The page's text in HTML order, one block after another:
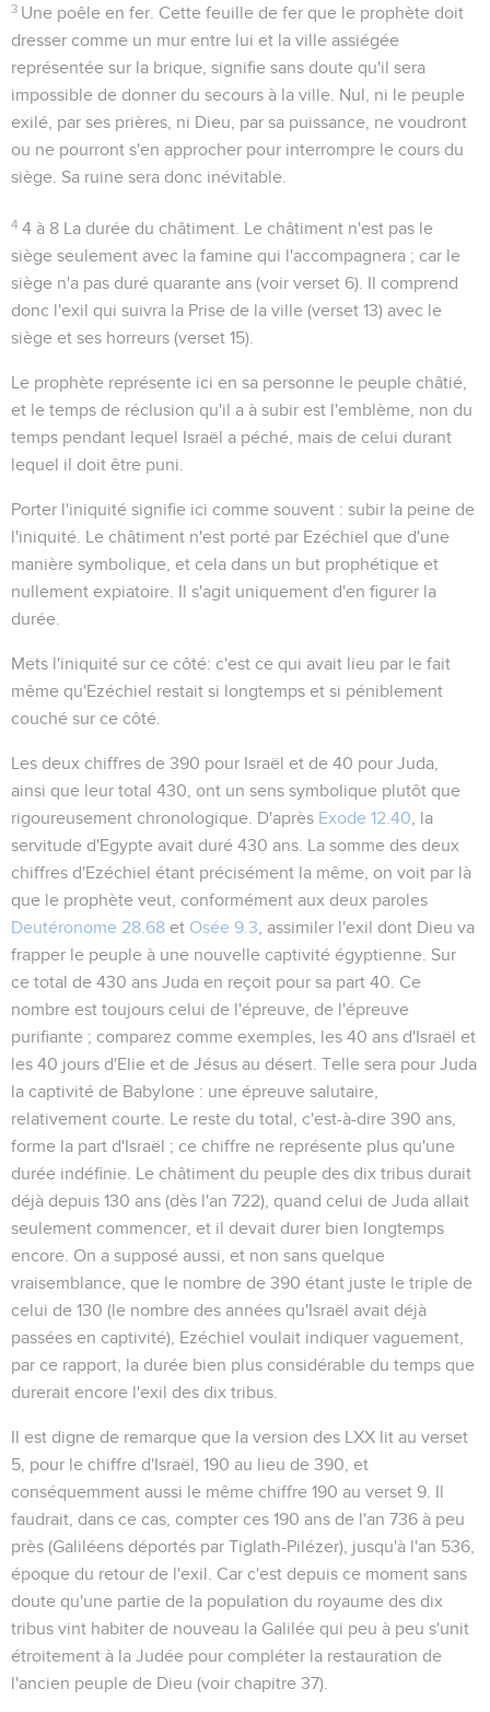
3 Une poêle en fer . Cette feuille de fer que le prophète doit
dresser comme un mur entre lui et la ville assiégée
représentée sur la brique, signifie sans doute qu'il sera
impossible de donner du secours à la ville. Nul, ni le peuple
exilé, par ses prières, ni Dieu, par sa puissance, ne voudront
ou ne pourront s'en approcher pour interrompre le cours du
siège. Sa ruine sera donc inévitable.
4 4 à 8 La durée du châtiment. Le châtiment n'est pas le
siège seulement avec la famine qui l'accompagnera ; car le
siège n'a pas duré quarante ans (voir verset 6). Il comprend
donc l'exil qui suivra la Prise de la ville (verset 13) avec le
siège et ses horreurs (verset 15).
Le prophète représente ici en sa personne le peuple châtié,
et le temps de réclusion qu'il a à subir est l'emblème, non du
temps pendant lequel Israël a péché , mais de celui durant
lequel il doit être puni
Porter l'iniquité signifie ici comme souvent : subir la peine de
l'iniquité. Le châtiment n'est porté par Ezéchiel que d'une
manière symbolique, et cela dans un but prophétique et
nullement expiatoire. Il s'agit uniquement d'en figurer la
durée.
Mets l'iniquité sur ce côté: c'est ce qui avait lieu par le fait
même qu'Ezéchiel restait si longtemps et si péniblement
couché sur ce côté.
Les deux chiffres de 390 pour Israël et de 40 pour Juda,
ainsi que leur total 430, ont un sens symbolique plutôt que
rigoureusement chronologique. D'après Exode 12.40 , la
servitude d'Egypte avait duré 430 ans. La somme des deux
chiffres d'Ezéchiel étant précisément la même, on voit par là
que le prophète veut, conformément aux deux paroles
Deutéronome 28.68 et Osée 9.3 , assimiler l'exil dont Dieu va
frapper le peuple à une nouvelle captivité égyptienne. Sur
ce total de 430 ans Juda en reçoit pour sa part 40. Ce
nombre est toujours celui de l'épreuve, de l'épreuve
purifiante ; comparez comme exemples, les 40 ans d'Israël et
les 40 jours d'Elie et de Jésus au désert. Telle sera pour Juda
la captivité de Babylone : une épreuve salutaire,
relativement courte. Le reste du total, c'est-à-dire 390 ans,
forme la part d'Israël ; ce chiffre ne représente plus qu'une
durée indéfinie. Le châtiment du peuple des dix tribus durait
déjà depuis 130 ans (dès l'an 722), quand celui de Juda allait
seulement commencer, et il devait durer bien longtemps
encore. On a supposé aussi, et non sans quelque
vraisemblance, que le nombre de 390 étant juste le triple de
celui de 130 (le nombre des années qu'Israël avait déjà
passées en captivité), Ezéchiel voulait indiquer vaguement,
par ce rapport, la durée bien plus considérable du temps que
durerait encore l'exil des dix tribus.
Il est digne de remarque que la version des LXX lit au verset
5, pour le chiffre d'Israël, 190 au lieu de 390, et
conséquemment aussi le même chiffre 190 au verset 9. Il
faudrait, dans ce cas, compter ces 190 ans de l'an 736 à peu
près (Galiléens déportés par Tiglath-Pilézer), jusqu'à l'an 536,
époque du retour de l'exil. Car c'est depuis ce moment sans
doute qu'une partie de la population du royaume des dix
tribus vint habiter de nouveau la Galilée qui peu à peu s'unit
étroitement à la Judée pour compléter la restauration de
l'ancien peuple de Dieu (voir chapitre 37).